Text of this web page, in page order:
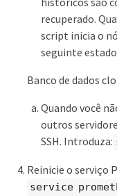
recuperado.
script inicia o
seguinte
Banco de dados
Quando você
outros
SSH. Introduza:
Reinicie o serviço
service